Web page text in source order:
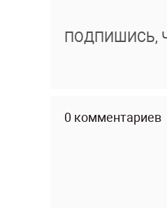
ПОДПИШИСЬ,
0 комментариев